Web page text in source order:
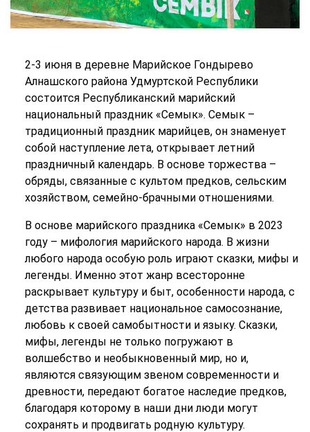
2-3 июня в деревне Марийское Гондырево
Алнашского района Удмуртской Республики
состоится Республиканский марийский
национальный праздник «Семык». Семык –
традиционный праздник марийцев, он знаменует
собой наступление лета, открывает летний
праздничный календарь. В основе торжества –
обряды, связанные с культом предков, сельским
хозяйством, семейно-брачными отношениями.
В основе марийского праздника «Семык» в 2023
году – мифология марийского народа. В жизни
любого народа особую роль играют сказки, мифы и
легенды. Именно этот жанр всесторонне
раскрывает культуру и быт, особенности народа, с
детства развивает национальное самосознание,
любовь к своей самобытности и языку. Сказки,
мифы, легенды не только погружают в
волшебство и необыкновенный мир, но и,
являются связующим звеном современности и
древности, передают богатое наследие предков,
благодаря которому в наши дни люди могут
сохранять и продвигать родную культуру.